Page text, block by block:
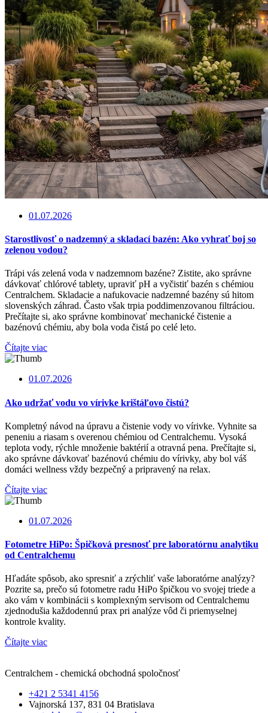
01.07.2026
Starostlivosť o nadzemný a skladací bazén: Ako vyhrať boj so
zelenou vodou?
Trápi vás zelená voda v nadzemnom bazéne? Zistite, ako správne
dávkovať chlórové tablety, upraviť pH a vyčistiť bazén s chémiou
Centralchem. Skladacie a nafukovacie nadzemné bazény sú hitom
slovenských záhrad. Často však trpia poddimenzovanou filtráciou.
Prečítajte si, ako správne kombinovať mechanické čistenie a
bazénovú chémiu, aby bola voda čistá po celé leto.
Čítajte viac
01.07.2026
Ako udržať vodu vo vírivke krištáľovo čistú?
Kompletný návod na úpravu a čistenie vody vo vírivke. Vyhnite sa
peneniu a riasam s overenou chémiou od Centralchemu. Vysoká
teplota vody, rýchle množenie baktérií a otravná pena. Prečítajte si,
ako správne dávkovať bazénovú chémiu do vírivky, aby bol váš
domáci wellness vždy bezpečný a pripravený na relax.
Čítajte viac
01.07.2026
Fotometre HiPo: Špičková presnosť pre laboratórnu analytiku
od Centralchemu
Hľadáte spôsob, ako spresniť a zrýchliť vaše laboratórne analýzy?
Pozrite sa, prečo sú fotometre radu HiPo špičkou vo svojej triede a
ako vám v kombinácii s komplexným servisom od Centralchemu
zjednodušia každodennú prax pri analýze vôd či priemyselnej
kontrole kvality.
Čítajte viac
Centralchem - chemická obchodná spoločnosť
+421 2 5341 4156
Vajnorská 137, 831 04 Bratislava